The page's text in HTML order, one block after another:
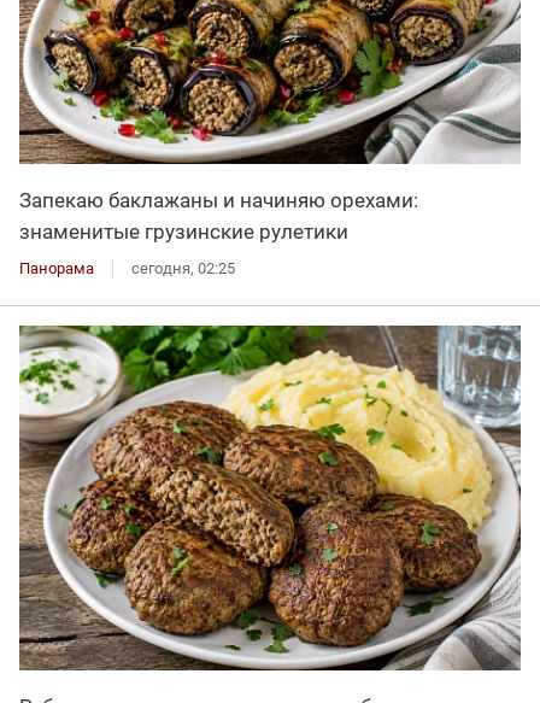
Запекаю баклажаны и начиняю орехами:
знаменитые грузинские рулетики
Панорама сегодня, 02:25